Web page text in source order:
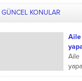
GÜNCEL KONULAR
Aile